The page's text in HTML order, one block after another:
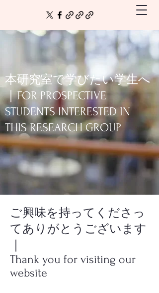
本研究室で学びたい学生へ
｜FOR PROSPECTIVE
STUDENTS INTERESTED IN
THIS RESEARCH GROUP
ご興味を持ってくださっ
てありがとうございます
Thank you for visiting our
website